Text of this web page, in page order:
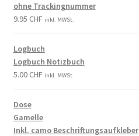
ohne Trackingnummer
9.95 CHF inkl. MWSt.
Logbuch
Logbuch Notizbuch
5.00CHF inkl. MWSt.
Dose
Gamelle
Inkl. camo Beschriftungsaufkleber